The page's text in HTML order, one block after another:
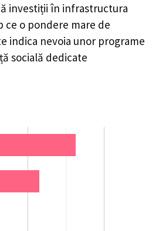
investiții în infrastructura
o pondere mare de
indica nevoia unor programe
socială dedicate